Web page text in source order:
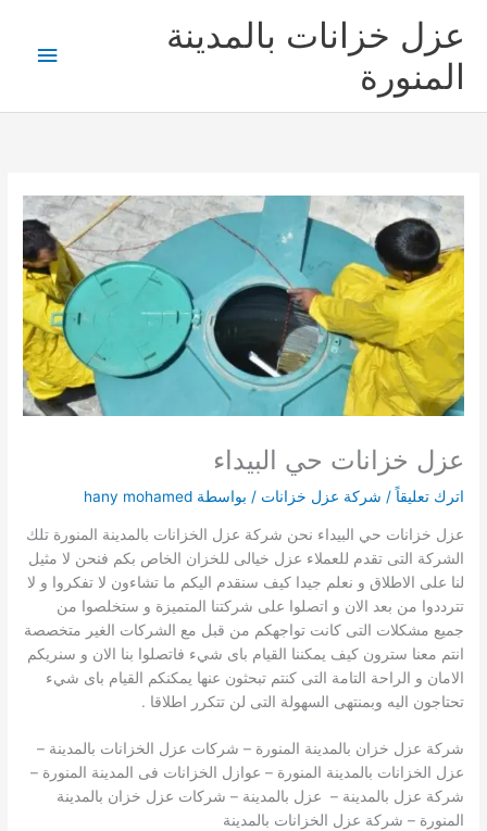
المحتوى
عزل خزانات بالمدينة
المنورة
عزل خزانات حي البيداء
اترك تعليقاً / شركة عزل خزانات / بواسطة hany mohamed
عزل خزانات حي البيداء نحن شركة عزل الخزانات بالمدينة المنورة تلك
الشركة التى تقدم للعملاء عزل خيالى للخزان الخاص بكم فنحن لا مثيل
لنا على الاطلاق و نعلم جيدا كيف سنقدم اليكم ما تشاءون لا تفكروا و لا
تترددوا من بعد الان و اتصلوا على شركتنا المتميزة و ستخلصوا من
جميع مشكلات التى كانت تواجهكم من قبل مع الشركات الغير متخصصة
انتم معنا سترون كيف يمكننا القيام باى شيء فاتصلوا بنا الان و سنريكم
الامان و الراحة التامة التى كنتم تبحثون عنها يمكنكم القيام باى شيء
تحتاجون اليه وبمنتهى السهولة التى لن تتكرر اطلاقا .
شركة عزل خزان بالمدينة المنورة – شركات عزل الخزانات بالمدينة –
عزل الخزانات بالمدينة المنورة – عوازل الخزانات فى المدينة المنورة –
شركة عزل بالمدينة – عزل بالمدينة – شركات عزل خزان بالمدينة
المنورة – شركة عزل الخزانات بالمدينة